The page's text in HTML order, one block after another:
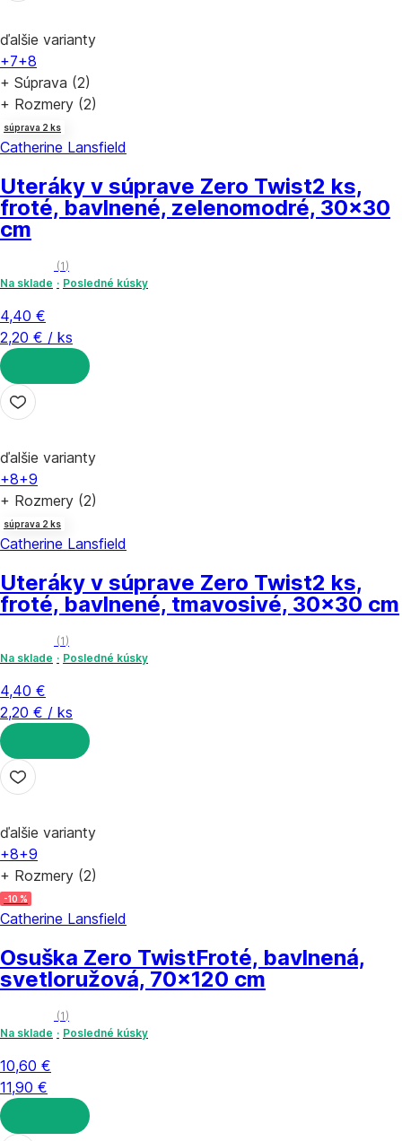
ďalšie varianty
+7+8
+ Súprava (2)
+ Rozmery (2)
súprava 2 ks
Catherine Lansfield
Uteráky v súprave Zero Twist2 ks,
froté, bavlnené, zelenomodré, 30x30
cm
(1 )
Na sklade
Posledné kúsky
4,40 €
2,20 € / ks
DO KOŠÍKA
ďalšie varianty
+8+9
+ Rozmery (2)
súprava 2 ks
Catherine Lansfield
Uteráky v súprave Zero Twist2 ks,
froté, bavlnené, tmavosivé, 30x30 cm
(1 )
Na sklade
Posledné kúsky
4,40 €
2,20 € / ks
DO KOŠÍKA
ďalšie varianty
+8+9
+ Rozmery (2)
-10 %
Catherine Lansfield
Osuška Zero TwistFroté, bavlnená,
svetloružová, 70x120 cm
(1 )
Na sklade
Posledné kúsky
10,60 €
11,90 €